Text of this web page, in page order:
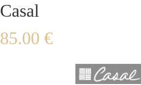
Casal
85.00 €